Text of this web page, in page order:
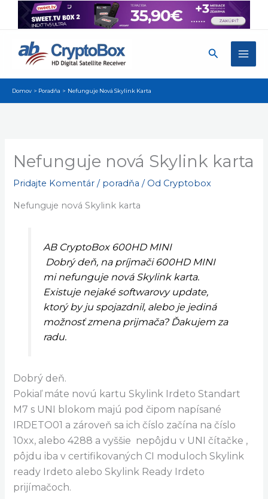
Preskočiť
Hľadať
Domov Poradňa Nefunguje Nová Skylink Karta
Nefunguje nová Skylink karta
Pridajte Komentár / poradňa / Od Cryptobox
Nefunguje nová Skylink karta
AB CryptoBox 600HD MINI
Dobrý deň, na príjmači 600HD MINI
mi nefunguje nová Skylink karta.
Existuje nejaké softwarovy update,
ktorý by ju spojazdnil, alebo je jediná
možnosť zmena prijmača? Ďakujem za
radu.
Dobrý deň.
Pokiaľ máte novú kartu Skylink Irdeto Standart
M7 s UNI blokom majú pod čipom napísané
IRDETO01 a zároveň sa ich číslo začína na číslo
10xx, alebo 4288 a vyššie nepôjdu v UNI čítačke ,
pôjdu iba v certifikovaných CI moduloch Skylink
ready Irdeto alebo Skylink Ready Irdeto
prijímačoch.